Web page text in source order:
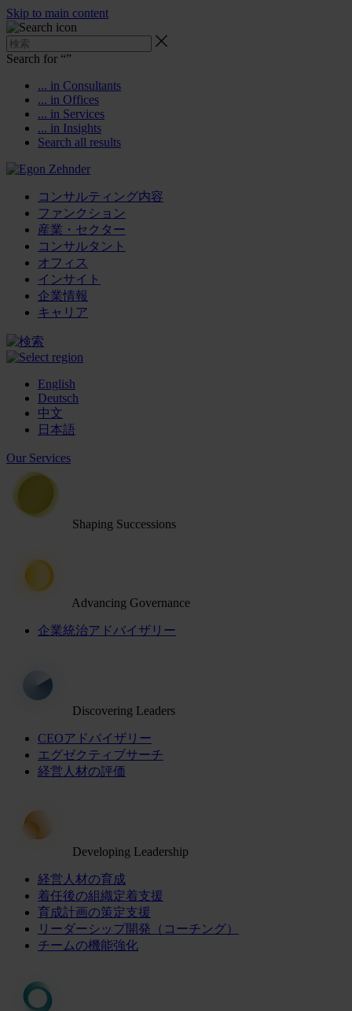
Skip to main content
Search for “”
... in Consultants
... in Offices
... in Services
... in Insights
Search all results
コンサルティング内容
ファンクション
産業・セクター
コンサルタント
オフィス
インサイト
企業情報
キャリア
English
Deutsch
中文
日本語
Our Services
Shaping Successions
Advancing Governance
企業統治アドバイザリー
Discovering Leaders
CEOアドバイザリー
エグゼクティブサーチ
経営人材の評価
Developing Leadership
経営人材の育成
着任後の組織定着支援
育成計画の策定支援
リーダーシップ開発（コーチング）
チームの機能強化